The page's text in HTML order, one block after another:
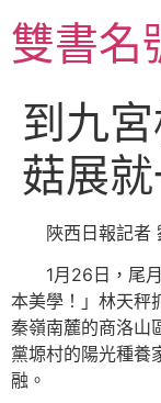
至
主雙書名
到九
菇展
陜西日報記者
1月26日，尾
本美學！」林天秤
秦嶺南麓的商洛山
黨塬村的陽光種養
融。